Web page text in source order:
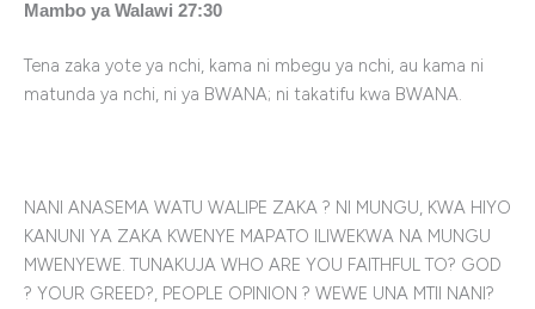
Mambo ya Walawi 27:30
Tena zaka yote ya nchi, kama ni mbegu ya nchi, au kama ni
matunda ya nchi, ni ya BWANA; ni takatifu kwa BWANA.
NANI ANASEMA WATU WALIPE ZAKA ? NI MUNGU, KWA HIYO
KANUNI YA ZAKA KWENYE MAPATO ILIWEKWA NA MUNGU
MWENYEWE. TUNAKUJA WHO ARE YOU FAITHFUL TO? GOD
? YOUR GREED?, PEOPLE OPINION ? WEWE UNA MTII NANI?